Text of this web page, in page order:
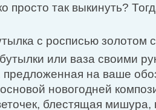
просто так выкинуть?
с росписью золотом
или ваза своими
предложенная на ваше
новогодней
блестящая